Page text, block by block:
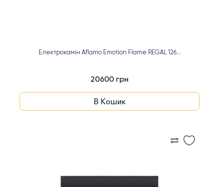
Електрокамін Aflamo Emotion Flame REGAL 126...
20600 грн
В Кошик